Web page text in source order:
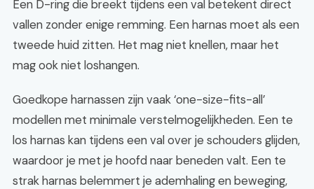
Een D-ring die breekt tijdens een val betekent direct
vallen zonder enige remming. Een harnas moet als een
tweede huid zitten. Het mag niet knellen, maar het
mag ook niet loshangen.
Goedkope harnassen zijn vaak ‘one-size-fits-all’
modellen met minimale verstelmogelijkheden. Een te
los harnas kan tijdens een val over je schouders glijden,
waardoor je met je hoofd naar beneden valt. Een te
strak harnas belemmert je ademhaling en beweging,